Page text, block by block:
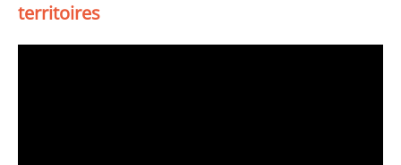
territoires